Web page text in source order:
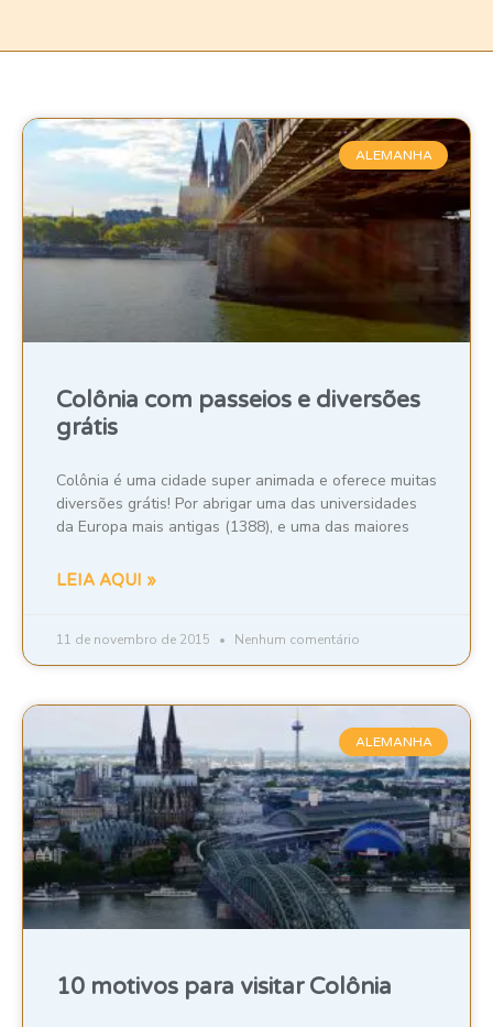
ALEMANHA
Colônia com passeios e diversões
grátis
Colônia é uma cidade super animada e oferece muitas
diversões grátis! Por abrigar uma das universidades
da Europa mais antigas (1388), e uma das maiores
LEIA AQUI »
11 de novembro de 2015 Nenhum comentário
ALEMANHA
10 motivos para visitar Colônia